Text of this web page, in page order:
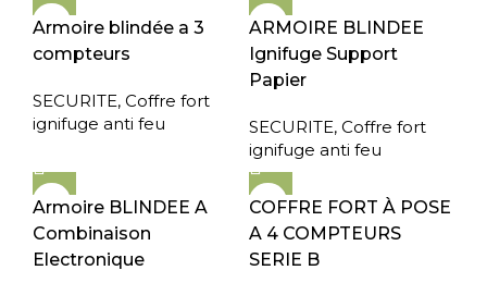
Armoire blindée a 3
compteurs
SECURITE, Coffre fort
ignifuge anti feu
ARMOIRE BLINDEE
Ignifuge Support
Papier
SECURITE, Coffre fort
ignifuge anti feu
Armoire BLINDEE A
Combinaison
Electronique
COFFRE FORT À POSE
A 4 COMPTEURS
SERIE B